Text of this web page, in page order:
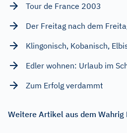
Tour de France 2003
Der Freitag nach dem
Klingonisch, Kobanisch,
Edler wohnen: Urlaub im
Zum Erfolg verdammt
Weitere Artikel aus dem